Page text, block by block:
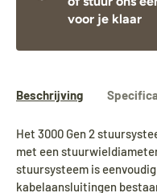
voor je klaar
Beschrijving
Het 3000 Gen 2
met een
stuursysteem is
kabelaansluitingen